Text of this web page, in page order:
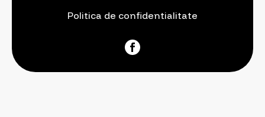
Politica de confidentialitate